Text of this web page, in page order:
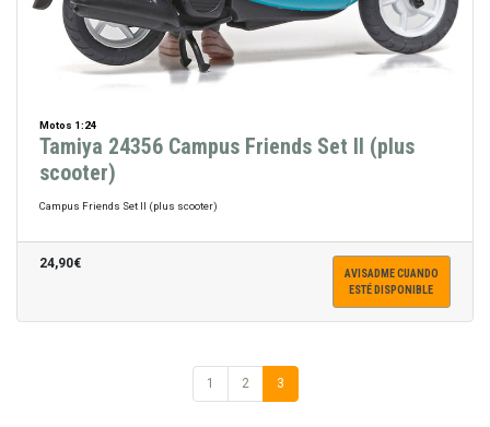
Motos 1:24
Tamiya 24356 Campus Friends Set II (plus
scooter)
Campus Friends Set II (plus scooter)
24,90€
AVISADME CUANDO
ESTÉ DISPONIBLE
1 2 3